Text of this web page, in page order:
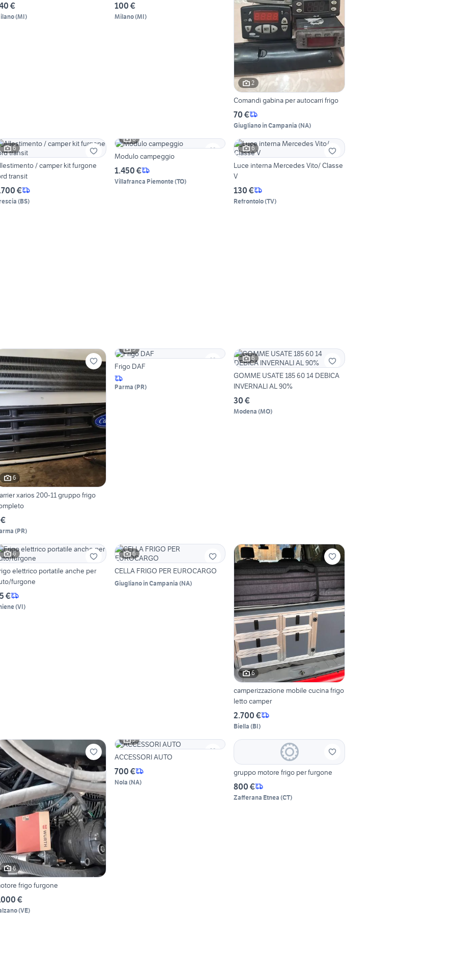
€
(MI)
100 €
Milano(MI)
2
Comandi gabina per autocarri frigo
70 €
Giugliano in Campania (NA)
6
/ camper kit furgone
transit
€
(BS)
6
Modulo campeggio
1.450 €
Villafranca Piemonte(TO)
6
Luce interna Mercedes Vito/ Classe
V
130 €
Refrontolo(TV)
6
xarios 200-11 gruppo frigo
(PR)
5
Frigo DAF
Parma (PR)
6
GOMME USATE 185 60 14 DEBICA
INVERNALI AL 90%
30 €
Modena (MO)
6
elettrico portatile anche per
furgone
€
(VI)
6
CELLA FRIGO PER EUROCARGO
Giugliano in Campania (NA)
6
camperizzazione mobile cucina frigo
letto camper
2.700 €
Biella (BI)
6
frigo furgone
€
(VE)
3
ACCESSORI AUTO
700 €
Nola (NA)
gruppo motore frigo per furgone
800 €
Zafferana Etnea (CT)